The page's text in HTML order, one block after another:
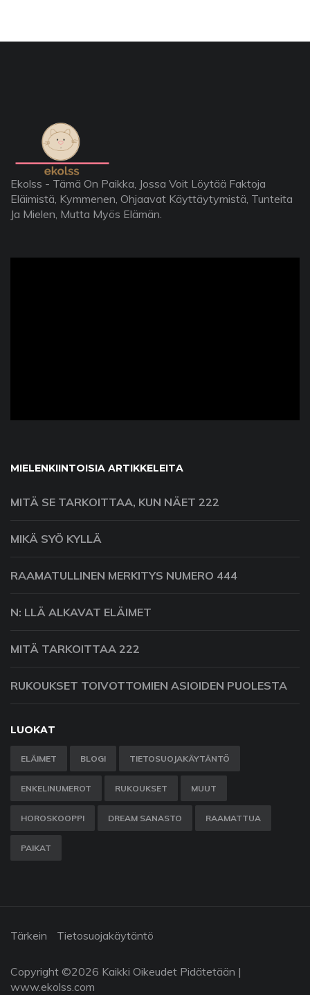
Ekolss - Tämä On Paikka, Jossa Voit Löytää Faktoja
Eläimistä, Kymmenen, Ohjaavat Käyttäytymistä, Tunteita
Ja Mielen, Mutta Myös Elämän.
MIELENKIINTOISIA ARTIKKELEITA
MITÄ SE TARKOITTAA, KUN NÄET 222
MIKÄ SYÖ KYLLÄ
RAAMATULLINEN MERKITYS NUMERO 444
N: LLÄ ALKAVAT ELÄIMET
MITÄ TARKOITTAA 222
RUKOUKSET TOIVOTTOMIEN ASIOIDEN PUOLESTA
LUOKAT
ELÄIMET BLOGI TIETOSUOJAKÄYTÄNTÖ
ENKELINUMEROT RUKOUKSET MUUT
HOROSKOOPPI DREAM SANASTO RAAMATTUA
PAIKAT
Tärkein Tietosuojakäytäntö
Copyright ©2026 Kaikki Oikeudet Pidätetään |
www.ekolss.com